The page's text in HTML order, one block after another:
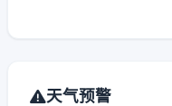
天气预警